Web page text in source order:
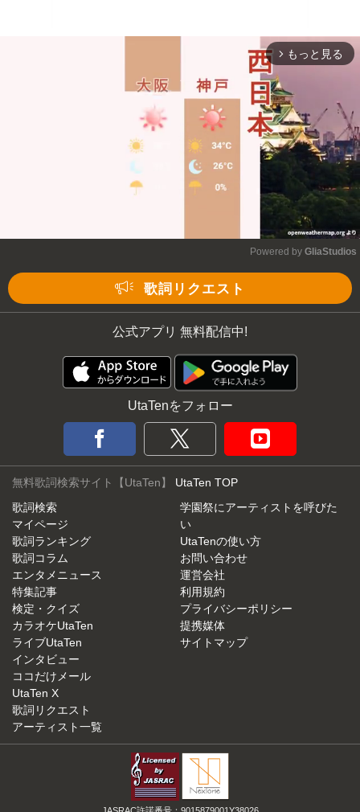
arrow_forward_ios もっと見る
Powered by GliaStudios
歌詞リクエスト
公式アプリ 無料配信中!
UtaTenをフォロー
無料歌詞検索サイト【UtaTen】 UtaTen TOP
歌詞検索
マイページ
歌詞ランキング
歌詞コラム
エンタメニュース
特集記事
検定・クイズ
カラオケUtaTen
ライブUtaTen
インタビュー
ココだけメール
UtaTen X
歌詞リクエスト
アーティスト一覧
学園祭にアーティストを呼びた
い
UtaTenの使い方
お問い合わせ
運営会社
利用規約
プライバシーポリシー
提携媒体
サイトマップ